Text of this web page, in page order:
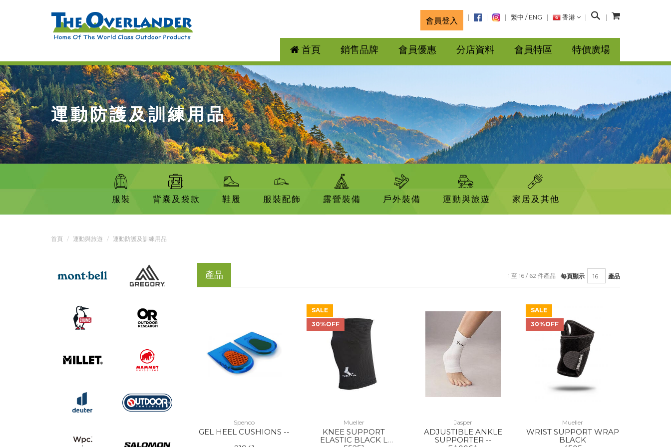
會員登入 繁中 / ENG 香港
搜
首頁 銷售品牌 會員優惠 分店資料 會員特區 特價廣場
運動防護及訓練用品
服裝 背囊及袋款 鞋履 服裝配飾 露營裝備 戶外裝備 運動與旅遊 家居及其他
首頁 運動與旅遊 運動防護及訓練用品
產品 每頁顯示 產品
1 至 16 / 62 件產品
Spenco
GEL HEEL CUSHIONS --
SALE
30%OFF
Mueller
KNEE SUPPORT
ELASTIC BLACK L
Jasper
ADJUSTIBLE ANKLE
SUPPORTER --
SALE
30%OFF
Mueller
WRIST SUPPORT WRAP
BLACK